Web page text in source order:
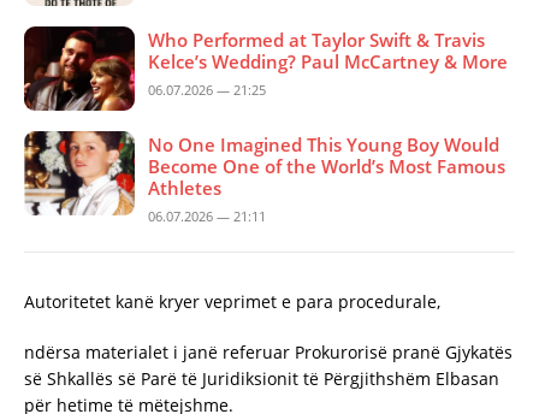
Who Performed at Taylor Swift & Travis
Kelce’s Wedding? Paul McCartney & More
06.07.2026 — 21:25
No One Imagined This Young Boy Would
Become One of the World’s Most Famous
Athletes
06.07.2026 — 21:11
Autoritetet kanë kryer veprimet e para procedurale,
ndërsa materialet i janë referuar Prokurorisë pranë Gjykatës
së Shkallës së Parë të Juridiksionit të Përgjithshëm Elbasan
për hetime të mëtejshme.